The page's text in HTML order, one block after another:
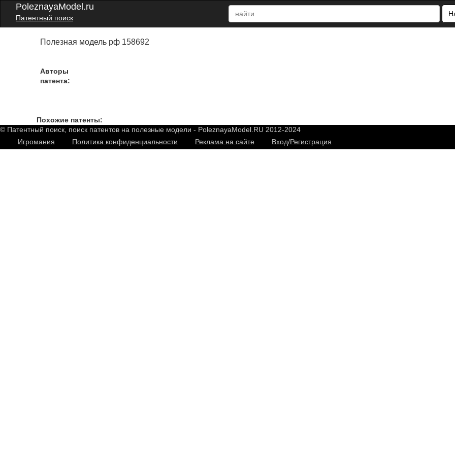
PoleznayaModel.ru
Патентный поиск
Полезная модель рф 158692
Авторы
патента:
Похожие патенты:
© Патентный поиск, поиск патентов на полезные модели - PoleznayaModel.RU 2012-2024
Игромания
Политика конфиденциальности Реклама на сайте Вход/Регистрация